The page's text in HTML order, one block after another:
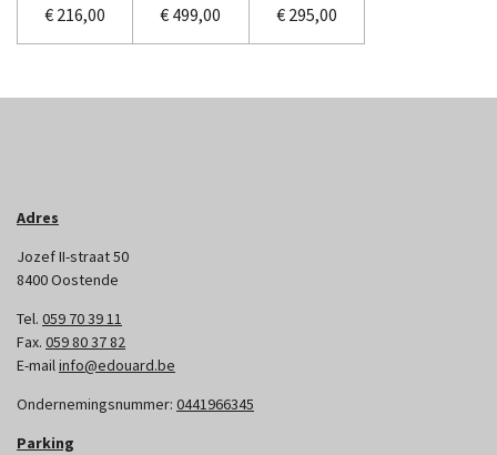
€ 216,00 € 499,00 € 295,00
Adres
Jozef II-straat 50
8400 Oostende
Tel. 059 70 39 11
Fax. 059 80 37 82
E-mailinfo@edouard.be
Ondernemingsnummer: 0441966345
Parking